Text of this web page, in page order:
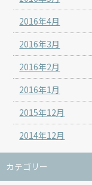
2016年4月
2016年3月
2016年2月
2016年1月
2015年12月
2014年12月
カテゴリー